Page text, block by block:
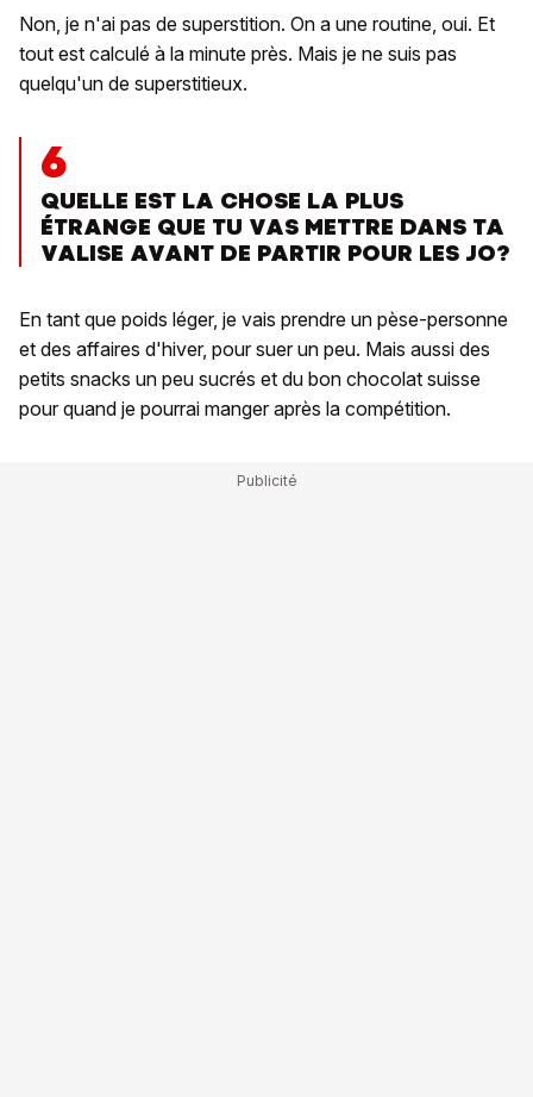
Non, je n'ai pas de superstition. On a une routine, oui. Et
tout est calculé à la minute près. Mais je ne suis pas
quelqu'un de superstitieux.
6
QUELLE EST LA CHOSE LA PLUS
ÉTRANGE QUE TU VAS METTRE DANS TA
VALISE AVANT DE PARTIR POUR LES JO?
En tant que poids léger, je vais prendre un pèse-personne
et des affaires d'hiver, pour suer un peu. Mais aussi des
petits snacks un peu sucrés et du bon chocolat suisse
pour quand je pourrai manger après la compétition.